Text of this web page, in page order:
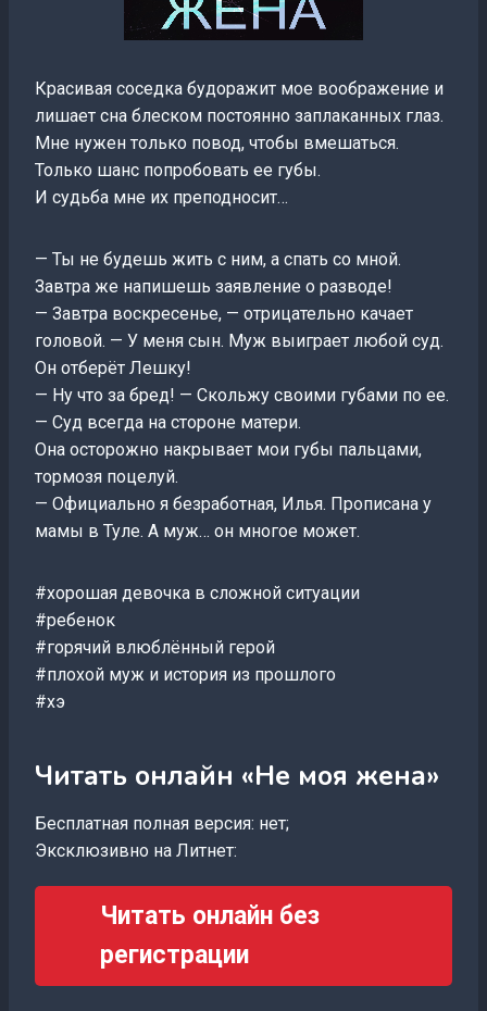
Красивая соседка будоражит мое воображение и
лишает сна блеском постоянно заплаканных глаз.
Мне нужен только повод, чтобы вмешаться.
Только шанс попробовать ее губы.
И судьба мне их преподносит…
— Ты не будешь жить с ним, а спать со мной.
Завтра же напишешь заявление о разводе!
— Завтра воскресенье, — отрицательно качает
головой. — У меня сын. Муж выиграет любой суд.
Он отберёт Лешку!
— Ну что за бред! — Скольжу своими губами по ее.
— Суд всегда на стороне матери.
Она осторожно накрывает мои губы пальцами,
тормозя поцелуй.
— Официально я безработная, Илья. Прописана у
мамы в Туле. А муж… он многое может.
#хорошая девочка в сложной ситуации
#ребенок
#горячий влюблённый герой
#плохой муж и история из прошлого
#хэ
Читать онлайн «Не моя жена»
Бесплатная полная версия: нет;
Эксклюзивно на Литнет:
Читать онлайн без
регистрации